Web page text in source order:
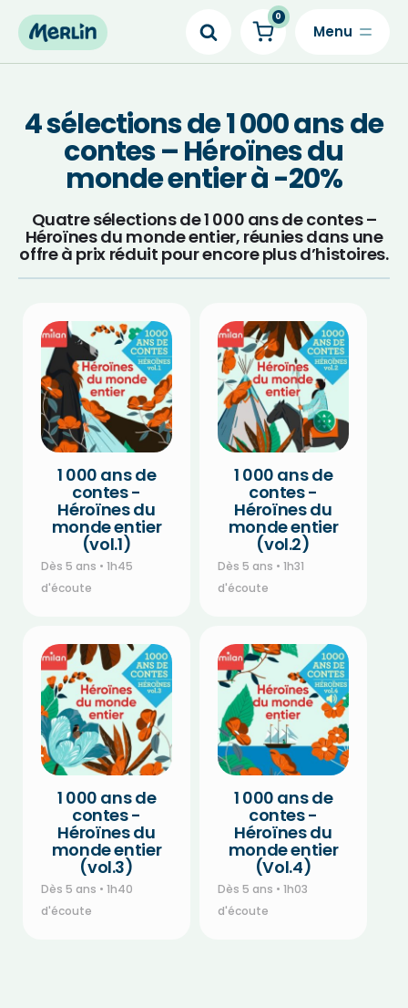
Skip
0
4 sélections de 1 000 ans de
contes – Héroïnes du
monde entier à -20%
Quatre sélections de 1 000 ans de contes –
Héroïnes du monde entier, réunies dans une
offre à prix réduit pour encore plus d’histoires.
1 000 ans de
contes -
Héroïnes du
monde entier
(vol.1)
Dès 5 ans • 1h45
d'écoute
1 000 ans de
contes -
Héroïnes du
monde entier
(vol.2)
Dès 5 ans • 1h31
d'écoute
1 000 ans de
contes -
Héroïnes du
monde entier
(vol.3)
Dès 5 ans • 1h40
d'écoute
1 000 ans de
contes -
Héroïnes du
monde entier
(Vol.4)
Dès 5 ans • 1h03
d'écoute